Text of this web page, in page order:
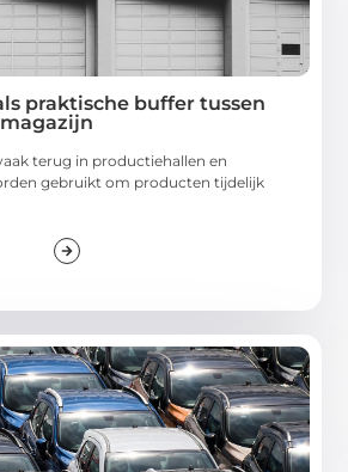
praktische buffer tussen
terug in productiehallen en
gebruikt om producten tijdelijk